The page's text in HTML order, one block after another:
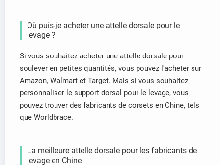
Où puis-je acheter une attelle dorsale pour le
levage ?
Si vous souhaitez acheter une attelle dorsale pour
soulever en petites quantités, vous pouvez l'acheter sur
Amazon, Walmart et Target. Mais si vous souhaitez
personnaliser le support dorsal pour le levage, vous
pouvez trouver des fabricants de corsets en Chine, tels
que Worldbrace.
La meilleure attelle dorsale pour les fabricants de
levage en Chine